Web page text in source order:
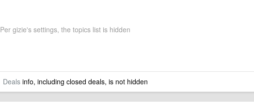
Per gizie's settings, the topics list is hidden
Dealsinfo, including closed deals, is not hidden